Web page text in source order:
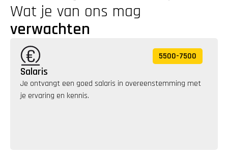
verwachten
5500-7500
Salaris
Je ontvangt een goed salaris in overeenstemming met
je ervaring en kennis.